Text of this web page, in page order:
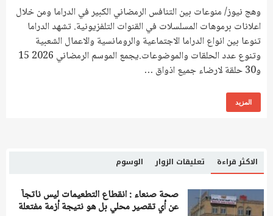
وهج نيوز/ منوعات بين التنافس الرمضاني الكبير في الدراما ومن خلال
اعلانات برموهات المسلسلات في القنوات التلفزيونية. تشهد الدراما
تنوعا بين انواع الدراما الاجتماعية والرومانسية والاعمال الشعبية
وتنوع عدد الحلقات والموضوعات.يجمع الموسم الرمضاني 2026 15
و30 حلقة لارضاء جميع اذواق …
المزيد
الاكثر قراءة تعليقات الزوار الوسوم
صحة صنعاء : انقطاع التطعيمات ليس ناتجاً
عن أي تقصير محلي بل هو نتيجة أزمة مفتعلة